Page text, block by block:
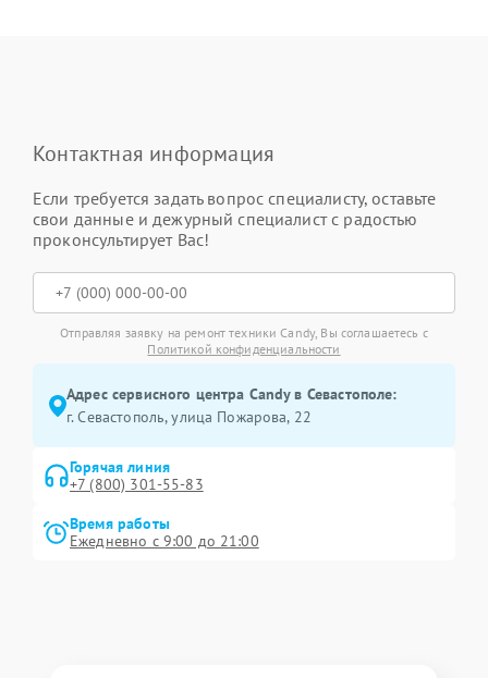
Контактная информация
Если требуется задать вопрос специалисту, оставьте
свои данные и дежурный специалист с радостью
проконсультирует Вас!
Отправляя заявку на ремонт техники Candy, Вы соглашаетесь с
Политикой конфиденциальности
Адрес сервисного центра Candy в Севастополе:
г. Севастополь, улица Пожарова, 22
Горячая линия
+7 (800) 301-55-83
Время работы
Ежедневно с 9:00 до 21:00